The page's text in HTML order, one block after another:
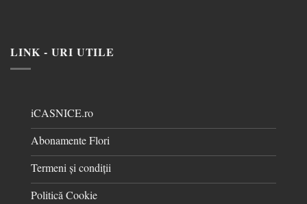
LINK - URI UTILE
iCASNICE.ro
Abonamente Flori
Termeni și condiții
Politică Cookie